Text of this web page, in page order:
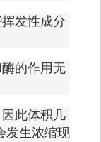
发性成分
的作用无
此体积几
发生浓缩现